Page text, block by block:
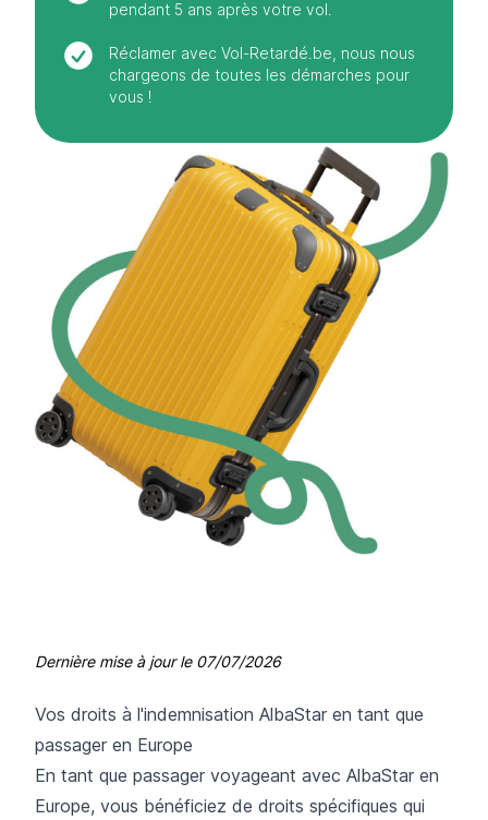
pendant 5 ans après votre vol.
Réclamer avec Vol-Retardé.be, nous nous
chargeons de toutes les démarches pour
vous !
Dernière mise à jour le 07/07/2026
Vos droits à l'indemnisation AlbaStar en tant que
passager en Europe
En tant que passager voyageant avec AlbaStar en
Europe, vous bénéficiez de droits spécifiques qui